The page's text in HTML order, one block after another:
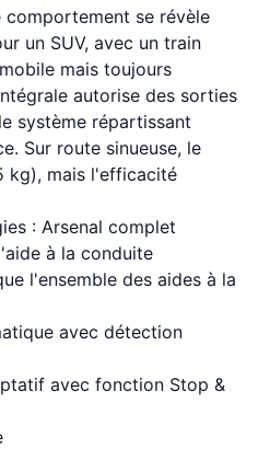
comportement se révèle
un SUV, avec un train
mais toujours
autorise des sorties
système répartissant
Sur route sinueuse, le
kg), mais l'efficacité
: Arsenal complet
à la conduite
l'ensemble des aides à la
avec détection
avec fonction Stop &